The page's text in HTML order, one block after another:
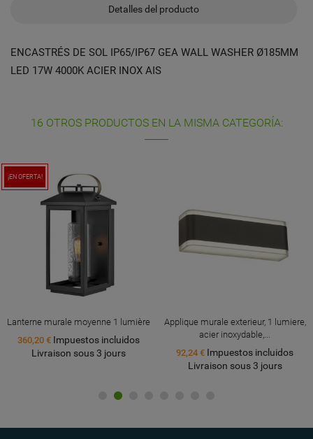
Detalles del producto
ENCASTRÉS DE SOL IP65/IP67 GEA WALL WASHER Ø185MM
LED 17W 4000K ACIER INOX AIS
16 OTROS PRODUCTOS EN LA MISMA CATEGORÍA:
¡EN OFERTA!
Lanterne murale moyenne 1 lumière
360,20 € Impuestos incluidos
Livraison sous 3 jours
Applique murale exterieur, 1 lumiere,
acier inoxydable,...
92,24 € Impuestos incluidos
Livraison sous 3 jours